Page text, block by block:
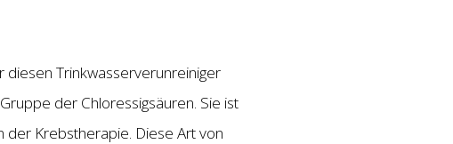
Trinkwasserverunreiniger
der Chloressigsäuren. Sie ist
der Krebstherapie. Diese Art von